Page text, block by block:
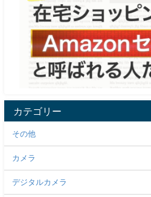
カテゴリー
その他
カメラ
デジタルカメラ